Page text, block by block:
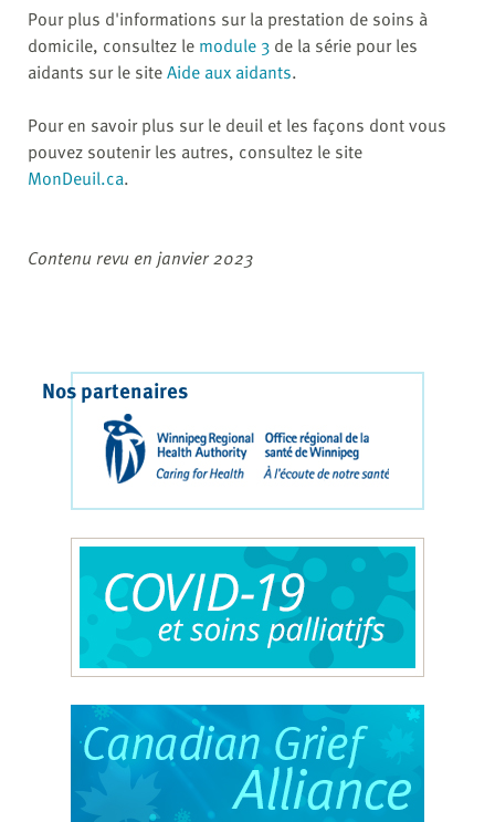
Pour plus d'informations sur la prestation de soins à
domicile, consultez le module 3 de la série pour les
aidants sur le siteAide aux aidants.
Pour en savoir plus sur le deuil et les façons dont vous
pouvez soutenir les autres, consultez le site
MonDeuil.ca.
Contenu revu en janvier 2023
Nos partenaires